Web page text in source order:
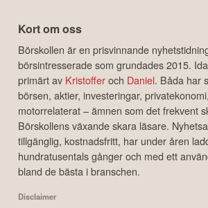
Kort om oss
Börskollen är en prisvinnande
börsintresserade som grundades 2015.
primärt av Kristofferoch Daniel. Båda har
börsen, aktier, investeringar,
motorrelaterat – ämnen som det frekvent
Börskollens växande skara läsare.
tillgänglig, kostnadsfritt, har under åren
hundratusentals gånger och med ett
bland de bästa i branschen.
Disclaimer